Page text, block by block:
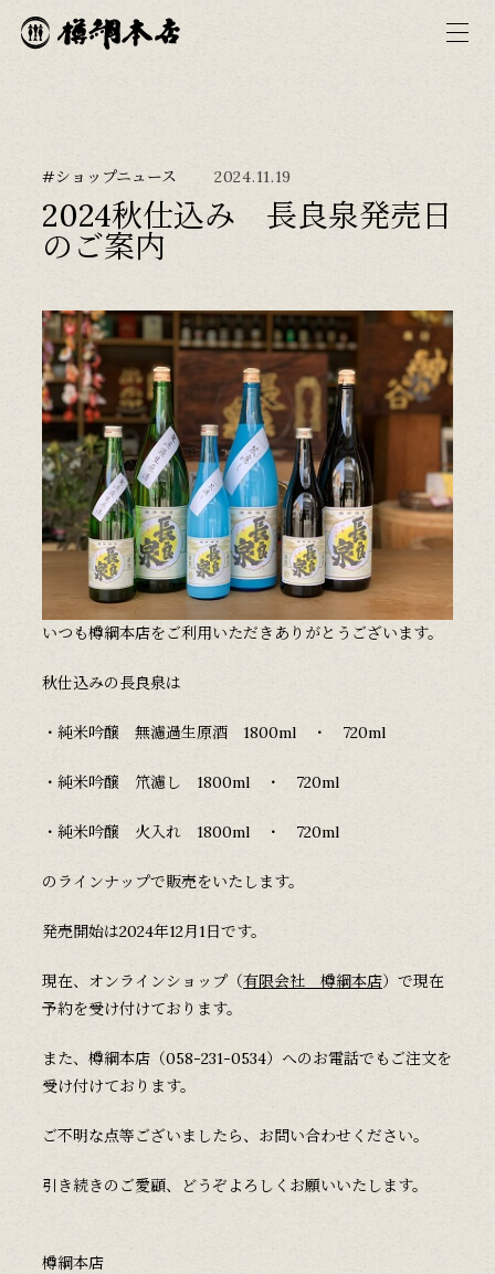
#ショップニュース 2024.11.19
2024秋仕込み 長良泉発売日
のご案内
いつも樽綱本店をご利用いただきありがとうございます。
秋仕込みの長良泉は
・純米吟醸 無濾過生原酒 1800ml ・ 720ml
・純米吟醸 笊濾し 1800ml ・ 720ml
・純米吟醸 火入れ 1800ml ・ 720ml
のラインナップで販売をいたします。
発売開始は2024年12月1日です。
現在、オンラインショップ（有限会社 樽綱本店）で現在
予約を受け付けております。
また、樽綱本店（058-231-0534）へのお電話でもご注文を
受け付けております。
ご不明な点等ございましたら、お問い合わせください。
引き続きのご愛顧、どうぞよろしくお願いいたします。
樽綱本店